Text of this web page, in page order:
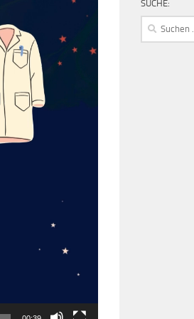
SUCHE:
Suchen